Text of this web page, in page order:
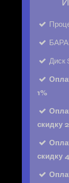
Диск
1%
скидку
скидку